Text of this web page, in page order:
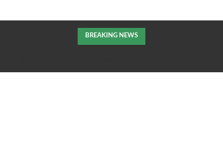
BREAKING NEWS